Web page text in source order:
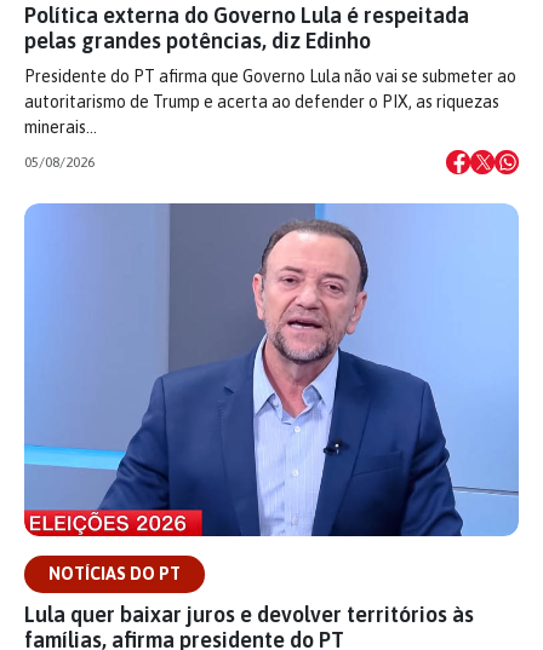
Política externa do Governo Lula é respeitada
pelas grandes potências, diz Edinho
Presidente do PT afirma que Governo Lula não vai se submeter ao
autoritarismo de Trump e acerta ao defender o PIX, as riquezas
minerais…
05/08/2026
NOTÍCIAS DO PT
Lula quer baixar juros e devolver territórios às
famílias, afirma presidente do PT